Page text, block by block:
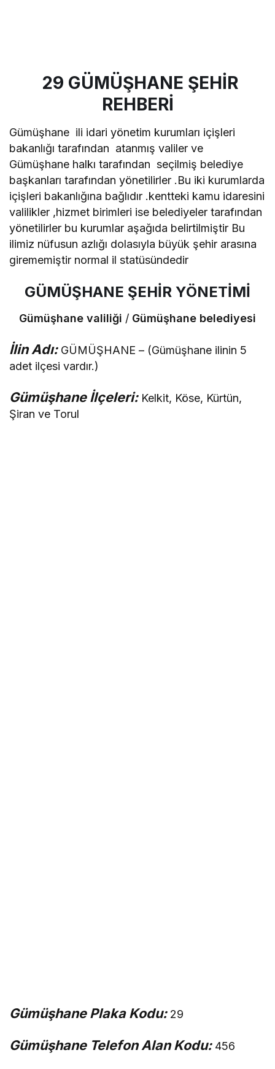
29 GÜMÜŞHANE ŞEHİR
REHBERİ
Gümüşhane ili idari yönetim kurumları içişleri
bakanlığı tarafından atanmış valiler ve
Gümüşhane halkı tarafından seçilmiş belediye
başkanları tarafından yönetilirler .Bu iki kurumlarda
içişleri bakanlığına bağlıdır .kentteki kamu idaresini
valilikler ,hizmet birimleri ise belediyeler tarafından
yönetilirler bu kurumlar aşağıda belirtilmiştir Bu
ilimiz nüfusun azlığı dolasıyla büyük şehir arasına
girememiştir normal il statüsündedir
GÜMÜŞHANE ŞEHİR YÖNETİMİ
Gümüşhane valiliği / Gümüşhane belediyesi
İlin Adı:GÜMÜŞHANE – (Gümüşhane ilinin 5
adet ilçesi vardır.)
Gümüşhane İlçeleri:Kelkit, Köse, Kürtün,
Şiran ve Torul
Gümüşhane Plaka Kodu:29
Gümüşhane Telefon Alan Kodu:456